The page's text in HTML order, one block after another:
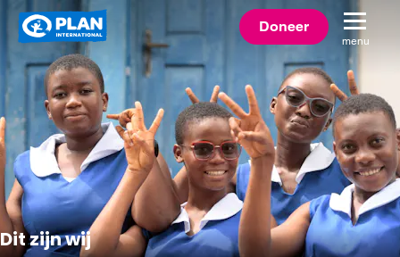
International
Doneer
menu
Dit zijn wij